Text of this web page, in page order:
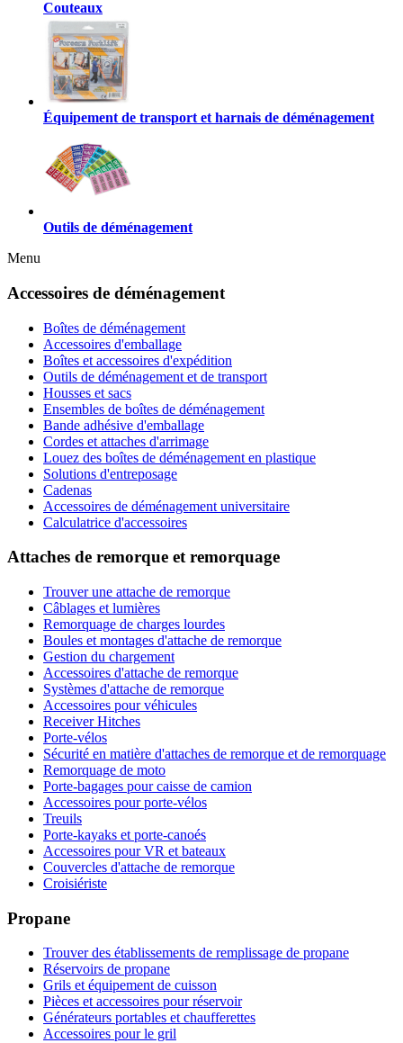
Couteaux
Équipement de transport et harnais de déménagement
Outils de déménagement
Menu
Accessoires de déménagement
Boîtes de déménagement
Accessoires d'emballage
Boîtes et accessoires d'expédition
Outils de déménagement et de transport
Housses et sacs
Ensembles de boîtes de déménagement
Bande adhésive d'emballage
Cordes et attaches d'arrimage
Louez des boîtes de déménagement en plastique
Solutions d'entreposage
Cadenas
Accessoires de déménagement universitaire
Calculatrice d'accessoires
Attaches de remorque et remorquage
Trouver une attache de remorque
Câblages et lumières
Remorquage de charges lourdes
Boules et montages d'attache de remorque
Gestion du chargement
Accessoires d'attache de remorque
Systèmes d'attache de remorque
Accessoires pour véhicules
Receiver Hitches
Porte-vélos
Sécurité en matière d'attaches de remorque et de remorquage
Remorquage de moto
Porte-bagages pour caisse de camion
Accessoires pour porte-vélos
Treuils
Porte-kayaks et porte-canoés
Accessoires pour VR et bateaux
Couvercles d'attache de remorque
Croisiériste
Propane
Trouver des établissements de remplissage de propane
Réservoirs de propane
Grils et équipement de cuisson
Pièces et accessoires pour réservoir
Générateurs portables et chaufferettes
Accessoires pour le gril